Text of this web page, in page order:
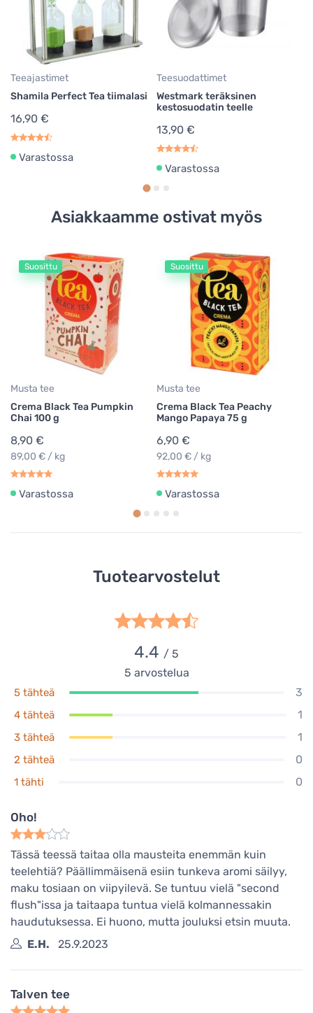
Teeajastimet
Shamila Perfect Tea tiimalasi
16,90 €
Varastossa
Teesuodattimet
Westmark teräksinen
kestosuodatin teelle
13,90 €
Varastossa
Asiakkaamme ostivat myös
Suosittu
Musta tee
Crema Black Tea Pumpkin
Chai 100 g
8,90 €
89,00 € / kg
Varastossa
Suosittu
Musta tee
Crema Black Tea Peachy
Mango Papaya 75 g
6,90 €
92,00 € / kg
Varastossa
Tuotearvostelut
4.4 / 5
5 arvostelua
5 tähteä 3
4 tähteä 1
3 tähteä 1
2 tähteä 0
1 tähti 0
Oho!
Tässä teessä taitaa olla mausteita enemmän kuin
teelehtiä? Päällimmäisenä esiin tunkeva aromi säilyy,
maku tosiaan on viipyilevä. Se tuntuu vielä "second
flush"issa ja taitaapa tuntua vielä kolmannessakin
haudutuksessa. Ei huono, mutta jouluksi etsin muuta.
E.H.
25.9.2023
Talven tee